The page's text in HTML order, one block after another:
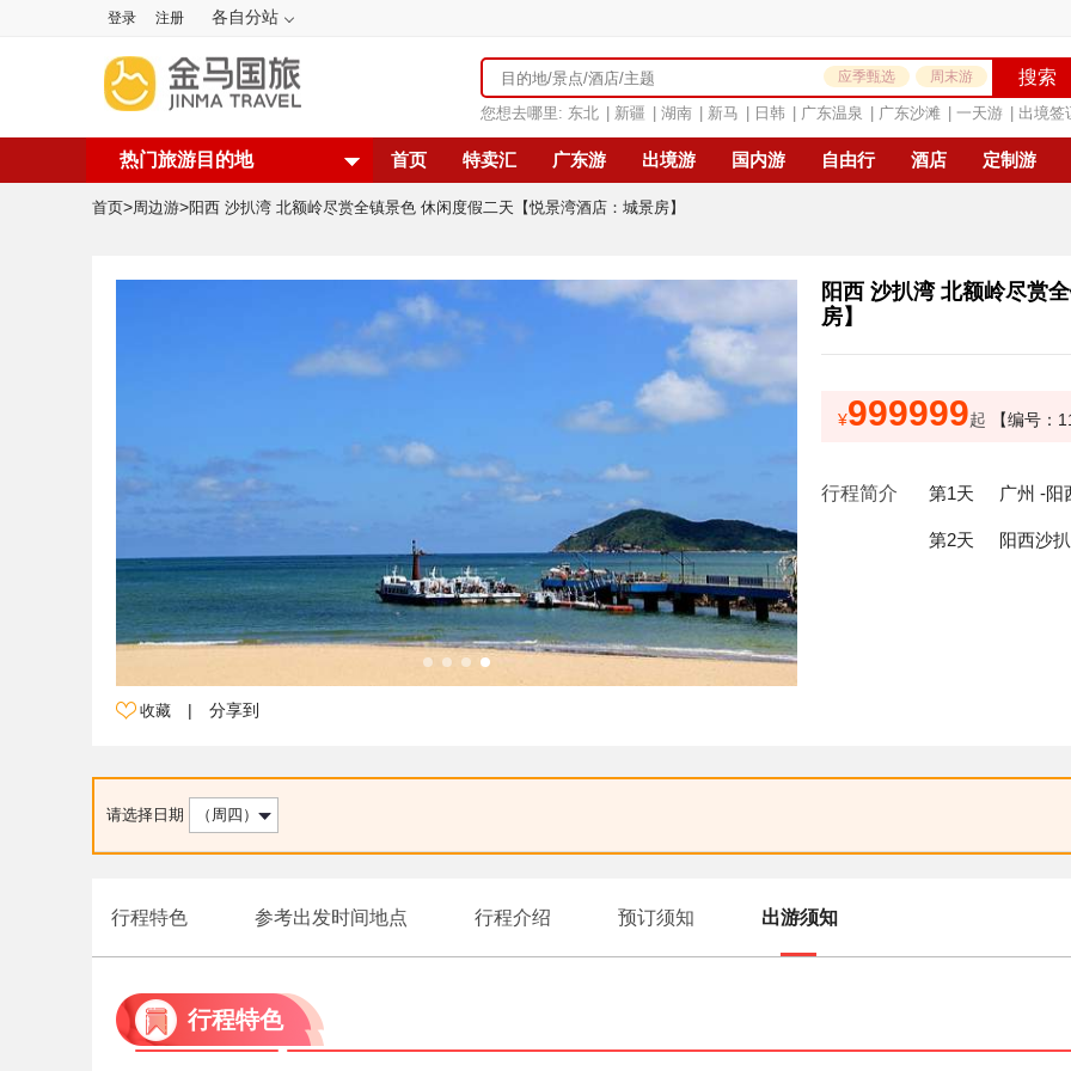
登录 注册 各自分站
应季甄选 周末游 搜索
您想去哪里: 东北 新疆 湖南 新马 日韩 广东温泉 广东沙滩 一天游 出境签
热门旅游目的地 首页 特卖汇 广东游 出境游 国内游 自由行 酒店 定制游
首页>周边游>阳西 沙扒湾 北额岭尽赏全镇景色 休闲度假二天【悦景湾酒店：城景房】
收藏 | 分享到
阳西 沙扒湾 北额岭尽赏
房】
¥999999起 【编号：
行程简介 第1天 广州 -阳
第2天 阳西沙
请选择日期 （周四）
行程特色 参考出发时间地点 行程介绍 预订须知 出游须知
行程特色